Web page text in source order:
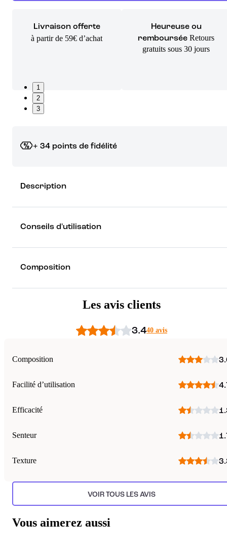
Livraison offerte
à partir de 59€ d’achat
Heureuse ou
remboursée Retours
gratuits sous 30 jours
1
2
3
+ 34 points de fidélité
rêver !
Découvrez les récompenses
Description
Conseils d'utilisation
Composition
Les avis clients
3.440 avis
Composition
Facilité d’utilisation
Efficacité
Senteur
Texture
VOIR TOUS LES AVIS
Vous aimerez aussi